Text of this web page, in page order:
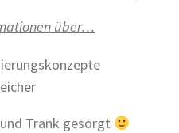
über…
Trank gesorgt